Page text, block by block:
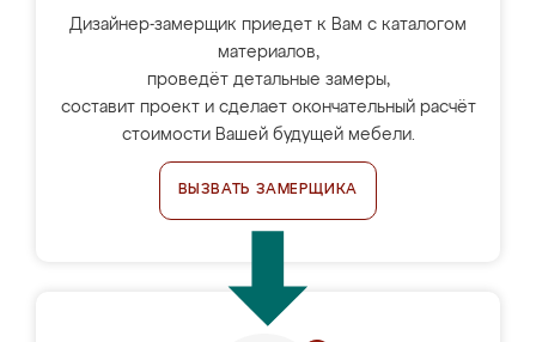
Дизайнер-замерщик приедет к Вам с каталогом
материалов,
проведёт детальные замеры,
составит проект и сделает окончательный расчёт
стоимости Вашей будущей мебели.
ВЫЗВАТЬ ЗАМЕРЩИКА